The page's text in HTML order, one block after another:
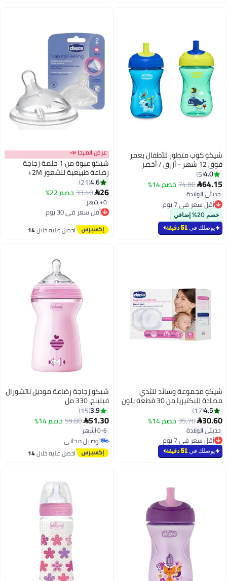
شيكو كوب متطور للأطفال بعمر
فوق 12 شهر - أزرق / أخضر
4.0
5
64.15
74.80خصم 14%
حديثي الولادة
أقل سعر في 7 يوم
أقل سعر في 7 يوم
خصم 20% إضافي
يوصلك في 51 دقيقة
عرض الميجا 📣
شيكو عبوة من 1 حلمة زجاجة
رضاعة طبيعية للشعور 2M+
متوسطة
4.6
21
26
33.40خصم 22%
0+ شهر أقل سعر في 30 يوم
توصيل مجاني
أقل سعر في 30 يوم
احصل عليه خلال14
شيكو مجموعة وسائد للثدي
مضادة للبكتيريا من 30 قطعة بلون
أبيض4.5
17
30.60
35.70خصم 14%
حديثي الولادة
أقل سعر في 7 يوم
بتخلّص بسرعة
أقل سعر في 7 يوم
يوصلك في 51 دقيقة
شيكو زجاجة رضاعة موديل ناتشورال
فيلينج، 330 مل
3.9
15
51.30
59.80خصم 14%
0-6 أشهر
توصيل مجاني
توصيل مجانياحصل عليه خلال14